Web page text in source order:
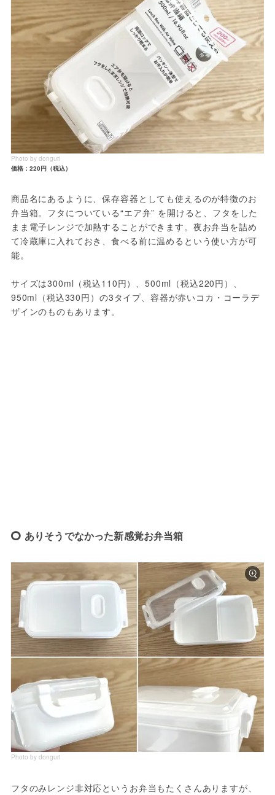
Photo by donguri
価格：220円（税込）
商品名にあるように、保存容器としても使えるのが特徴のお
弁当箱。フタについている“エア弁” を開けると、フタをした
まま電子レンジで加熱することができます。夜お弁当を詰め
て冷蔵庫に入れておき、食べる前に温めるという使い方が可
能。
サイズは300ml（税込110円）、500ml（税込220円）、
950ml（税込330円）の3タイプ、容器が赤いコカ・コーラデ
ザインのものもあります。
ありそうでなかった新感覚お弁当箱
Photo by donguri
フタのみレンジ非対応というお弁当もたくさんありますが、